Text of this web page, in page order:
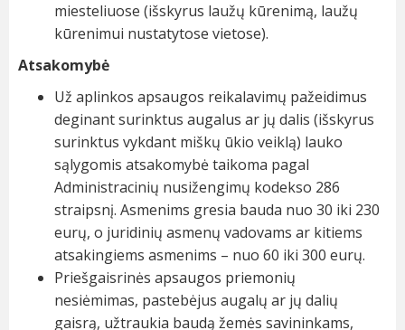
miesteliuose (išskyrus laužų kūrenimą, laužų
kūrenimui nustatytose vietose).
Atsakomybė
Už aplinkos apsaugos reikalavimų pažeidimus
deginant surinktus augalus ar jų dalis (išskyrus
surinktus vykdant miškų ūkio veiklą) lauko
sąlygomis atsakomybė taikoma pagal
Administracinių nusižengimų kodekso 286
straipsnį. Asmenims gresia bauda nuo 30 iki 230
eurų, o juridinių asmenų vadovams ar kitiems
atsakingiems asmenims – nuo 60 iki 300 eurų.
Priešgaisrinės apsaugos priemonių
nesiėmimas, pastebėjus augalų ar jų dalių
gaisrą, užtraukia baudą žemės savininkams,